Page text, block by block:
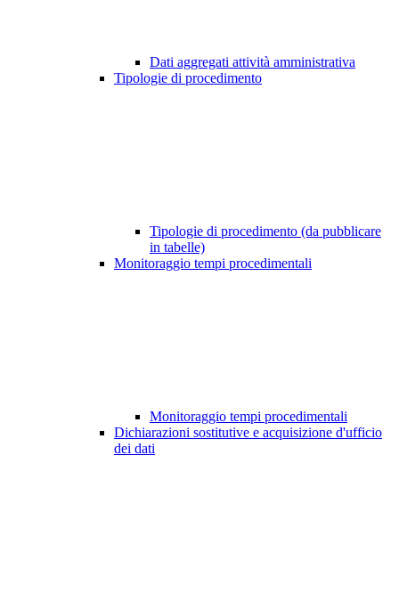
Dati aggregati attività amministrativa
Tipologie di procedimento
Tipologie di procedimento (da pubblicare
in tabelle)
Monitoraggio tempi procedimentali
Monitoraggio tempi procedimentali
Dichiarazioni sostitutive e acquisizione d'ufficio
dei dati